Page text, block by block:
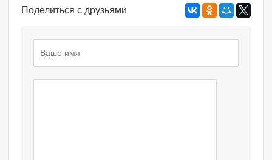
Поделиться с друзьями